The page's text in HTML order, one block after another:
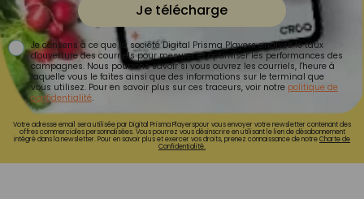
Je télécharge
Je consens à ce que la société Digital Prisma Players analyse le taux
d'ouverture des courriels pour mesurer et optimiser les performances des
campagnes. Nous pourrons savoir si vous ouvrez les courriels, l'heure à
laquelle vous le faites ainsi que des informations sur le terminal que
vous utilisez. Pour en savoir plus sur ces traceurs, voir notre politique de
confidentialité.
Votre adresse email sera utilisée par Digital Prisma Playerspour vous envoyer votre newsletter contenant des
offres commerciales personnalisées. Vous pourrez vous désinscrire en utilisant le lien de désabonnement
intégré dans la newsletter. Pour en savoir plus et exercer vos droits, prenez connaissance de notreCharte de
Confidentialité.